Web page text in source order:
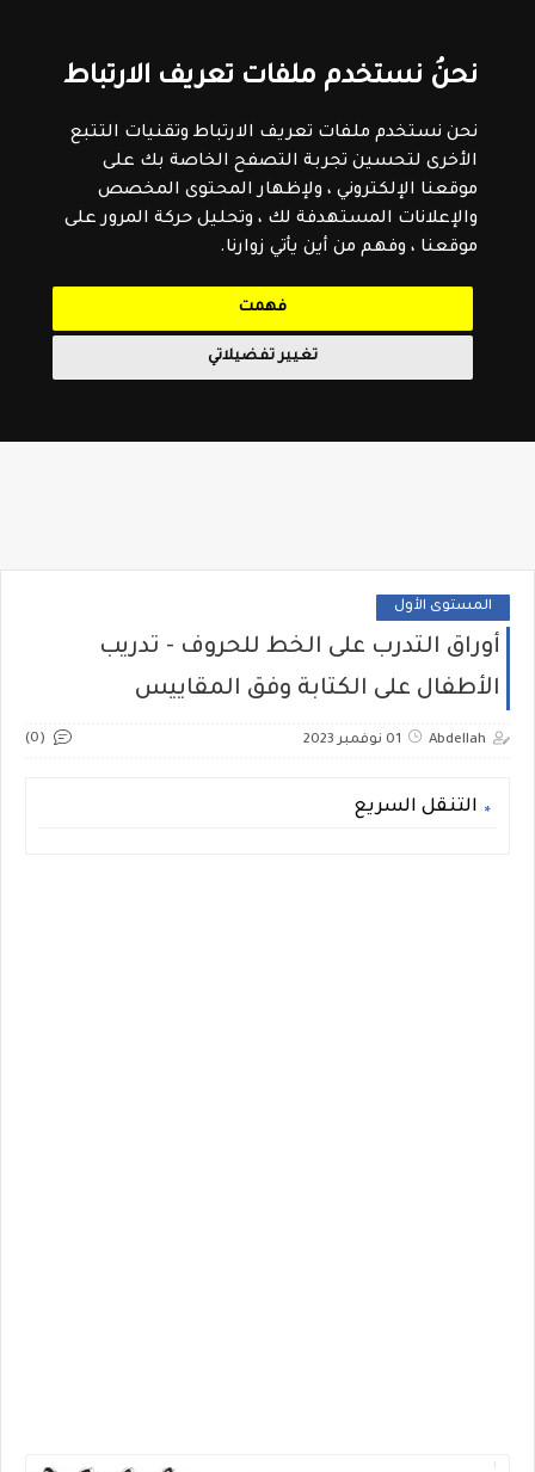
نحنُ نستخدم ملفات تعريف الارتباط
نحن نستخدم ملفات تعريف الارتباط وتقنيات التتبع
الأخرى لتحسين تجربة التصفح الخاصة بك على
موقعنا الإلكتروني ، ولإظهار المحتوى المخصص
والإعلانات المستهدفة لك ، وتحليل حركة المرور على
موقعنا ، وفهم من أين يأتي زوارنا.
فهمت
تغيير تفضيلاتي
المستوى الأول
أوراق التدرب على الخط للحروف - تدريب
الأطفال على الكتابة وفق المقاييس
Abdellah 01 نوفمبر 2023 (0)
التنقل السريع